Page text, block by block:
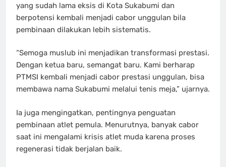
yang sudah lama eksis di Kota Sukabumi dan
berpotensi kembali menjadi cabor unggulan bila
pembinaan dilakukan lebih sistematis.
“Semoga muslub ini menjadikan transformasi prestasi.
Dengan ketua baru, semangat baru. Kami berharap
PTMSI kembali menjadi cabor prestasi unggulan, bisa
membawa nama Sukabumi melalui tenis meja,” ujarnya.
Ia juga mengingatkan, pentingnya penguatan
pembinaan atlet pemula. Menurutnya, banyak cabor
saat ini mengalami krisis atlet muda karena proses
regenerasi tidak berjalan baik.